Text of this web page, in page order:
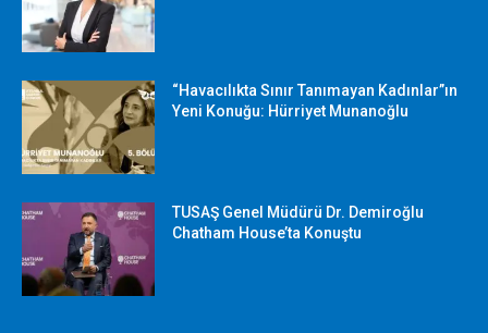
“Havacılıkta Sınır Tanımayan Kadınlar”ın
Yeni Konuğu: Hürriyet Munanoğlu
TUSAŞ Genel Müdürü Dr. Demiroğlu
Chatham House’ta Konuştu